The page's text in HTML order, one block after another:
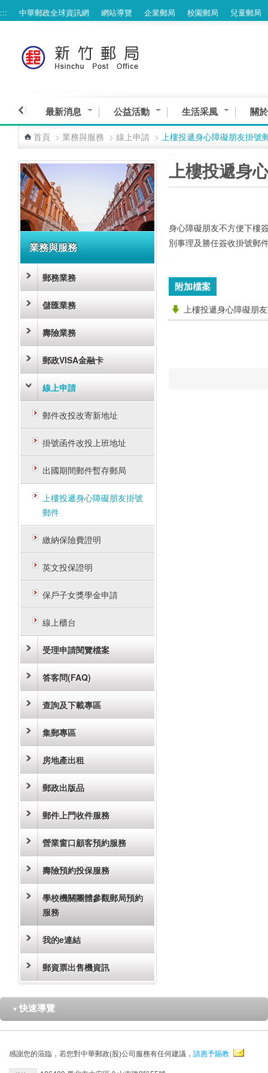
跳到主要內容區塊
::: 中華郵政全球資訊網 網站導覽 企業郵局 校園郵局 兒童郵局
最新消息 公益活動 生活采風 關
首頁 > 業務與服務 > 線上申請 > 上樓投遞身心障礙朋友掛號
業務與服務
郵務業務
儲匯業務
壽險業務
郵政VISA金融卡
線上申請
郵件改投改寄新地址
掛號函件改投上班地址
出國期間郵件暫存郵局
上樓投遞身心障礙朋友掛號
郵件
繳納保險費證明
英文投保證明
保戶子女獎學金申請
線上櫃台
受理申請閱覽檔案
答客問(FAQ)
查詢及下載專區
集郵專區
房地產出租
郵政出版品
郵件上門收件服務
營業窗口顧客預約服務
壽險預約投保服務
學校機關團體參觀郵局預約
服務
我的e連結
郵資票出售機資訊
上樓投遞身
身心障礙朋友不方便下樓
別事理及勝任簽收掛號郵
附加檔案
上樓投遞身心障礙朋
▼ 快速導覽
感謝您的蒞臨，若您對中華郵政(股)公司服務有任何建議， 請惠予賜教